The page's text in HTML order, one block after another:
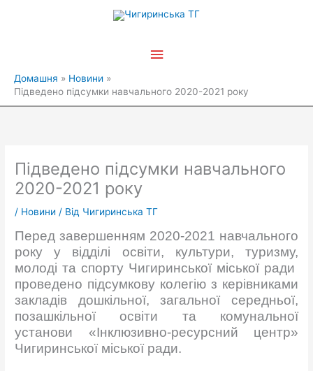
Головне
Домашня
Новини
Підведено підсумки навчального 2020-2021 року
Підведено підсумки навчального
2020-2021 року
/ Новини / Від Чигиринська ТГ
Перед завершенням 2020-2021 навчального
року у відділі освіти, культури, туризму,
молоді та спорту Чигиринської міської ради
проведено підсумкову колегію з керівниками
закладів дошкільної, загальної середньої,
позашкільної освіти та комунальної
установи «Інклюзивно-ресурсний центр»
Чигиринської міської ради.